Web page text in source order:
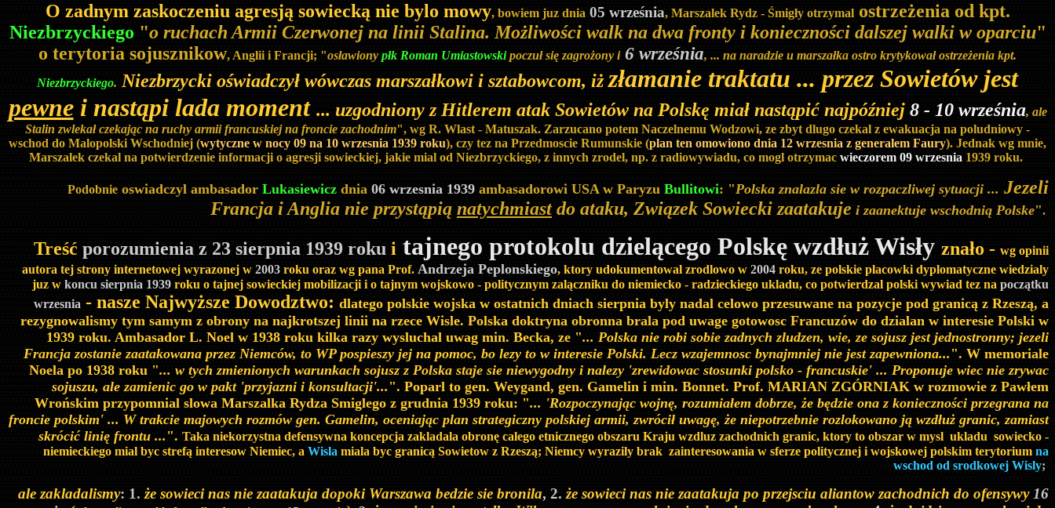
O zadnym zaskoczeniu agresją sowiecką nie bylo mowy, bowiem juz dnia 05 września, Marszalek Rydz - Śmigły otrzymalostrzeżenia od kpt.
Niezbrzyckiego "o ruchach Armii Czerwonej na linii Stalina. Możliwości walk na dwa fronty i konieczności dalszej walki w oparciu"
o terytoria sojusznikow, Anglii i Francji; "osławiony płk Roman Umiastowskipoczuł się zagrożony i6 września, ... na naradzie u marszałka ostro krytykował ostrzeżenia kpt.
Niezbrzyckiego. Niezbrzycki oświadczył wówczas marszałkowi i sztabowcom, iżzłamanie traktatu ... przez Sowietów jest
pewnei nastąpi lada moment ... uzgodniony z Hitlerem atak Sowietów na Polskę miał nastąpić najpóźniej8 - 10 września, ale
Stalin zwlekał czekając na ruchy armii francuskiej na froncie zachodnim", wg R. Wlast - Matuszak. Zarzucano potem Naczelnemu Wodzowi, ze zbyt dlugo czekal z ewakuacja na poludniowy -
wschod do Malopolski Wschodniej (wytyczne w nocy 09 na 10 wrzesnia 1939 roku), czy tez na Przedmoscie Rumunskie (plan ten omowiono dnia 12 wrzesnia z generalem Faury). Jednak wg mnie,
Marszalek czekal na potwierdzenie informacji o agresji sowieckiej, jakie mial od Niezbrzyckiego, z innych zrodel, np. z radiowywiadu, co mogl otrzymac wieczorem 09 wrzesnia 1939 roku.
Podobnie oswiadczyl ambasador Lukasiewicz dnia 06 wrzesnia 1939 ambasadorowi USA w Paryzu Bullitowi: "Polska znalazla sie w rozpaczliwej sytuacji ... Jezeli
Francja i Anglia nie przystąpią natychmiastdo ataku, Związek Sowiecki zaatakuje i zaanektuje wschodnią Polske".
Treść porozumienia z 23 sierpnia 1939 roku i tajnego protokolu dzielącego Polskę wzdłuż Wisły znało - wg opinii
autora tej strony internetowej wyrazonej w 2003 roku oraz wg pana Prof. Andrzeja Peplonskiego, ktory udokumentowal zrodlowo w 2004 roku, ze polskie placowki dyplomatyczne wiedzialy
juz w koncu sierpnia 1939 roku o tajnej sowieckiej mobilizacji i o tajnym wojskowo - politycznym zalączniku do niemiecko - radzieckiego ukladu, co potwierdzal polski wywiad tez na początku
wrzesnia - nasze Najwyższe Dowodztwo: dlatego polskie wojska w ostatnich dniach sierpnia byly nadal celowo przesuwane na pozycje pod granicą z Rzeszą, a
rezygnowalismy tym samym z obrony na najkrotszej linii na rzece Wisle. Polska doktryna obronna brala pod uwage gotowosc Francuzów do dzialan w interesie Polski w
1939 roku. Ambasador L. Noel w 1938 roku kilka razy wysluchal uwag min. Becka, ze "... Polska nie robi sobie zadnych zludzen, wie, ze sojusz jest jednostronny; jezeli
Francja zostanie zaatakowana przez Niemców, to WP pospieszy jej na pomoc, bo lezy to w interesie Polski. Lecz wzajemnosc bynajmniej nie jest zapewniona... ". W memoriale
Noela po 1938 roku "... w tych zmienionych warunkach sojusz z Polska staje sie niewygodny i nalezy 'zrewidowac stosunki polsko - francuskie' ... Proponuje wiec nie zrywac
sojuszu, ale zamienic go w pakt 'przyjazni i konsultacji'... ". Poparl to gen. Weygand, gen. Gamelin i min. Bonnet. Prof. MARIAN ZGÓRNIAK w rozmowie z Pawłem
Wrońskim przypomnial slowa Marszalka Rydza Smiglego z grudnia 1939 roku: "... 'Rozpoczynając wojnę, rozumiałem dobrze, że będzie ona z konieczności przegrana na
froncie polskim' ... W trakcie majowych rozmów gen. Gamelin, oceniając plan strategiczny polskiej armii, zwrócił uwagę, że niepotrzebnie rozlokowano ją wzdłuż granic, zamiast
skrócić linię frontu ... ". Taka niekorzystna defensywna koncepcja zakladala obronę calego etnicznego obszaru Kraju wzdluz zachodnich granic, ktory to obszar w mysl ukladu sowiecko -
niemieckiego mial byc strefą interesow Niemiec, a Wisla miala byc granicą Sowietow z Rzeszą; Niemcy wyrazily brak zainteresowania w sferze politycznej i wojskowej polskim terytorium na
wschod od srodkowej Wisly;
ale zakladalismy: 1. że sowieci nas nie zaatakuja dopoki Warszawa bedzie sie bronila, 2. że sowieci nas nie zaatakuja po przejsciu aliantow zachodnich do ofensywy16